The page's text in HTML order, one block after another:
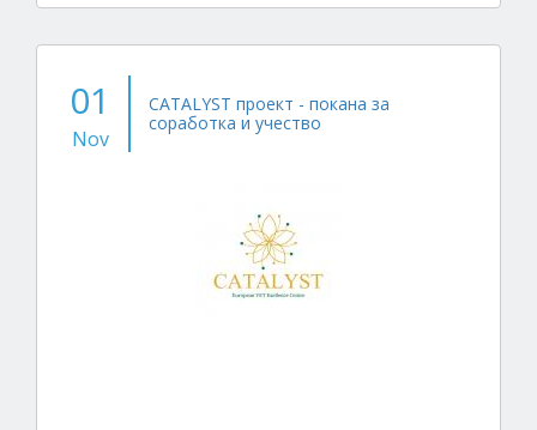
01
Nov
CATALYST проект - покана за
соработка и учество